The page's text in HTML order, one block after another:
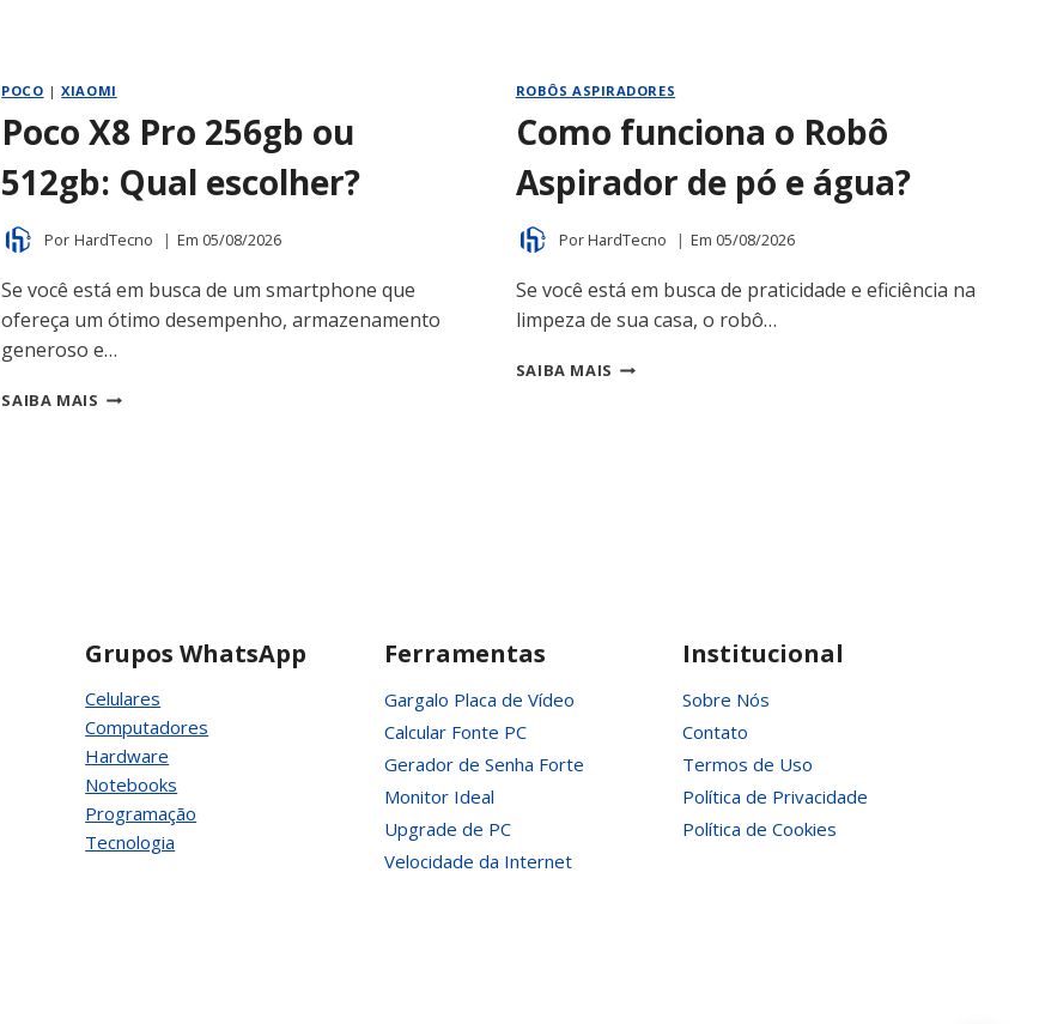
POCO |XIAOMI
Poco X8 Pro 256gb ou
512gb: Qual escolher?
Por HardTecno Em 05/08/2026
Se você está em busca de um smartphone que
ofereça um ótimo desempenho, armazenamento
generoso e…
SAIBA MAIS POCO
ROBÔS ASPIRADORES
Como funciona o Robô
Aspirador de pó e água?
PorHardTecno Em 05/08/2026
Se você está em busca de praticidade e eficiência na
limpeza de sua casa, o robô…
SAIBA MAIS COMO
Grupos WhatsApp
Celulares
Computadores
Hardware
Notebooks
Programação
Tecnologia
Ferramentas
Gargalo Placa de Vídeo
Calcular Fonte PC
Gerador de Senha Forte
Monitor Ideal
Upgrade de PC
Velocidade da Internet
Institucional
Sobre Nós
Contato
Termos de Uso
Política de Privacidade
Política de Cookies